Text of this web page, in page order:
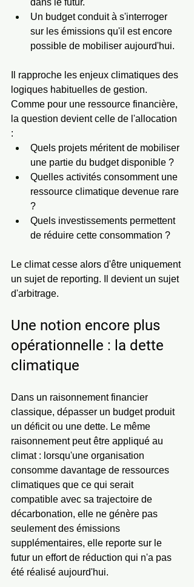
dans le futur.
Un budget conduit à s'interroger
sur les émissions qu'il est encore
possible de mobiliser aujourd'hui.
Il rapproche les enjeux climatiques des
logiques habituelles de gestion.
Comme pour une ressource financière,
la question devient celle de l'allocation
:
Quels projets méritent de mobiliser
une partie du budget disponible ?
Quelles activités consomment une
ressource climatique devenue rare
?
Quels investissements permettent
de réduire cette consommation ?
Le climat cesse alors d'être uniquement
un sujet de reporting. Il devient un sujet
d'arbitrage.
Une notion encore plus
opérationnelle : la dette
climatique
Dans un raisonnement financier
classique, dépasser un budget produit
un déficit ou une dette. Le même
raisonnement peut être appliqué au
climat : lorsqu'une organisation
consomme davantage de ressources
climatiques que ce qui serait
compatible avec sa trajectoire de
décarbonation, elle ne génère pas
seulement des émissions
supplémentaires, elle reporte sur le
futur un effort de réduction qui n'a pas
été réalisé aujourd'hui.